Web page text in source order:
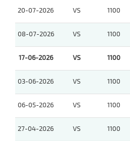
20-07-2026 VS 1100
08-07-2026 VS 1100
17-06-2026 VS 1100
03-06-2026 VS 1100
06-05-2026 VS 1100
27-04-2026 VS 1100